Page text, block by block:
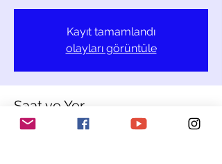
Kayıt tamamlandı
olayları görüntüle
Saat ve Yer
28 Tem 2022 10:00